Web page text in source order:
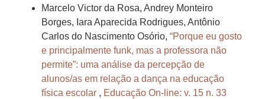
Marcelo Victor da Rosa, Andrey Monteiro
Borges, Iara Aparecida Rodrigues, Antônio
Carlos do Nascimento Osório, “Porque eu gosto
e principalmente funk, mas a professora não
permite”: uma análise da percepção de
alunos/as em relação a dança na educação
física escolar , Educação On-line: v. 15 n. 33